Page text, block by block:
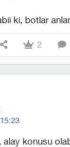
ki, botlar
2
konusu